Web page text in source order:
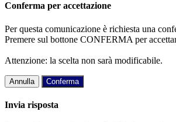
Conferma per accettazione
Per questa comunicazione è richiesta una
Premere sul bottone CONFERMA per
Attenzione: la scelta non sarà modificabile.
Annulla Conferma
Invia risposta